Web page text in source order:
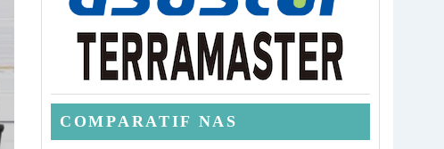
COMPARATIF NAS